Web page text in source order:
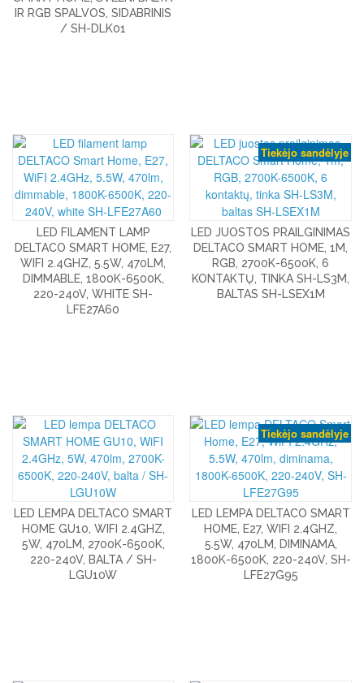
IR RGB SPALVOS, SIDABRINIS
/ SH-DLK01
LED FILAMENT LAMP
DELTACO SMART HOME, E27,
WIFI 2.4GHZ, 5.5W, 470LM,
DIMMABLE, 1800K-6500K,
220-240V, WHITE SH-
LFE27A60
Tiekėjo sandėlyje
LED JUOSTOS PRAILGINIMAS
DELTACO SMART HOME, 1M,
RGB, 2700K-6500K, 6
KONTAKTŲ, TINKA SH-LS3M,
BALTAS SH-LSEX1M
LED LEMPA DELTACO SMART
HOME GU10, WIFI 2.4GHZ,
5W, 470LM, 2700K-6500K,
220-240V, BALTA / SH-
LGU10W
Tiekėjo sandėlyje
LED LEMPA DELTACO SMART
HOME, E27, WIFI 2.4GHZ,
5.5W, 470LM, DIMINAMA,
1800K-6500K, 220-240V, SH-
LFE27G95